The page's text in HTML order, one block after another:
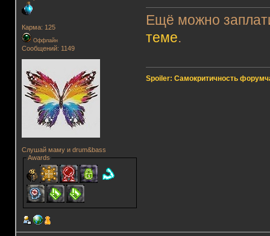
Карма: 125
Оффлайн
Сообщений: 1149
Слушай маму и drum&bass
Awards
Ещё можно
теме.
Spoiler: Самокритичность